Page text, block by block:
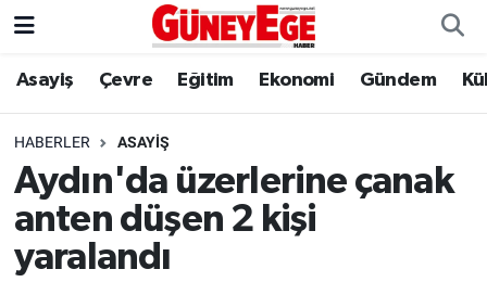
Asayiş Çevre Eğitim Ekonomi Gündem
HABERLER ASAYIŞ
Aydın'da üzerlerine çanak
anten düşen 2 kişi
yaralandı
Asayiş
Çevre
Eğitim
Ekonomi
İstanbul Hava Durumu
İstanbul Trafik Yoğunluk Haritası
Süper Lig Puan Durumu ve Fikstür
Tüm Manşetler